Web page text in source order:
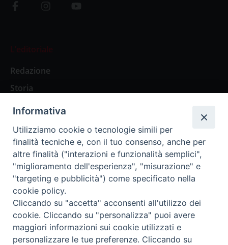
L’editoriale
Redazione
Storia
Abbonamenti
Abbonamento Annuale Digitale
Abbonamento Annuale Cartaceo
Abbonamento Singola Copia Digitale
Informativa
Utilizziamo cookie o tecnologie simili per
finalità tecniche e, con il tuo consenso, anche per
altre finalità ("interazioni e funzionalità semplici",
"miglioramento dell'esperienza", "misurazione" e
"targeting e pubblicità") come specificato nella
cookie policy.
Cliccando su "accetta" acconsenti all'utilizzo dei
cookie. Cliccando su "personalizza" puoi avere
maggiori informazioni sui cookie utilizzati e
personalizzare le tue preferenze. Cliccando su